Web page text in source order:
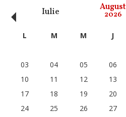
Iulie August
2026
‹ L M M J
03
04 05 06
10
11 12 13
17
18 19 20
24
25 26 27